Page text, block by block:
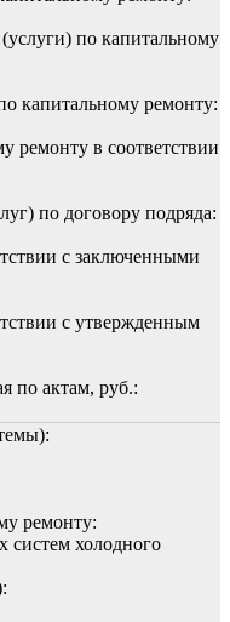
по капитальному
капитальному ремонту:
ремонту в соответствии
по договору подряда:
с заключенными
с утвержденным
по актам, руб.:
ремонту:
холодного